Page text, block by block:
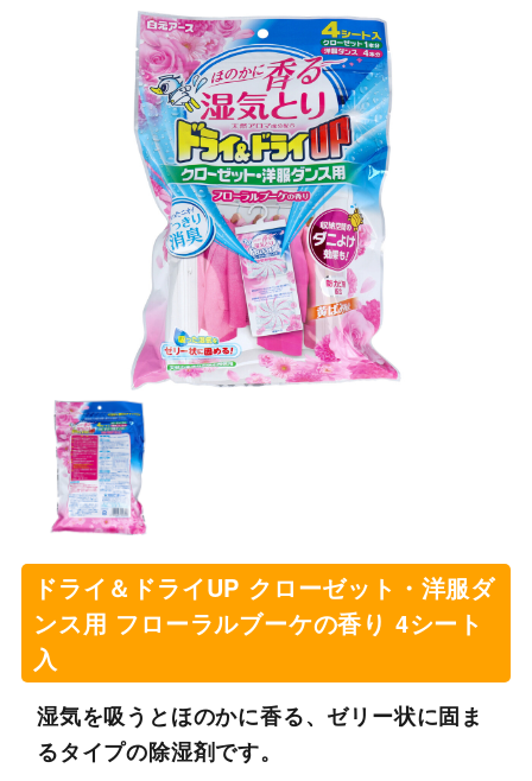
ドライ＆ドライUP クローゼット・洋服ダ
ンス用 フローラルブーケの香り 4シート
入
湿気を吸うとほのかに香る、ゼリー状に固ま
るタイプの除湿剤です。